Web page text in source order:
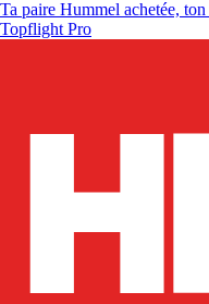
Ta paire Hummel achetée, ton
Topflight Pro